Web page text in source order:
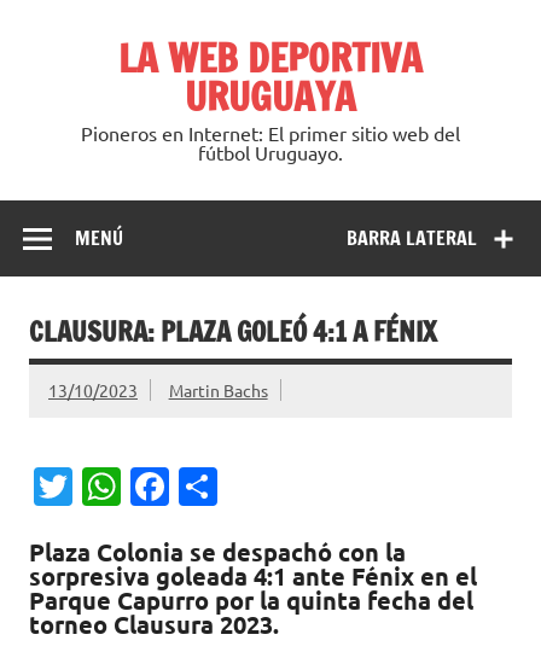
LA WEB DEPORTIVA
URUGUAYA
Pioneros en Internet: El primer sitio web del
fútbol Uruguayo.
BARRA LATERAL
MENÚ
CLAUSURA: PLAZA GOLEÓ 4:1 A FÉNIX
13/10/2023 Martin Bachs
T
it
te
r
W
at
s
A
Fa
e
b
o
m
p
ar
Plaza Colonia se despachó con la
sorpresiva goleada 4:1 ante Fénix en el
Parque Capurro por la quinta fecha del
torneo Clausura 2023.